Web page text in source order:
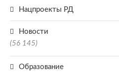
Нацпроекты РД
Новости
(56 145)
Образование